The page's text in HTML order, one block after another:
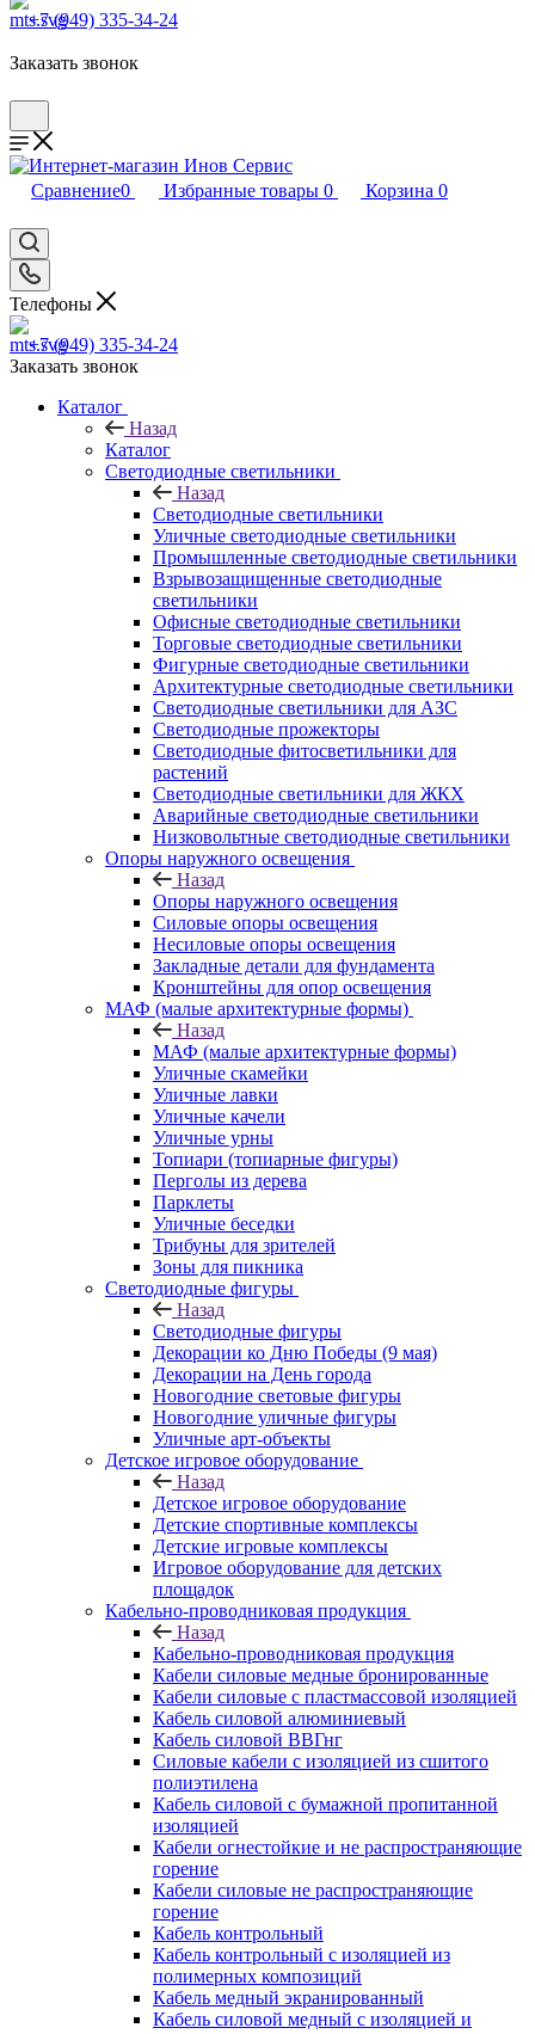
+7 (949) 335-34-24
Заказать звонок
Сравнение0 Избранные товары 0 Корзина 0
Телефоны
+7 (949) 335-34-24
Заказать звонок
Каталог
Назад
Каталог
Светодиодные светильники
Назад
Светодиодные светильники
Уличные светодиодные светильники
Промышленные светодиодные светильники
Взрывозащищенные светодиодные
светильники
Офисные светодиодные светильники
Торговые светодиодные светильники
Фигурные светодиодные светильники
Архитектурные светодиодные светильники
Светодиодные светильники для АЗС
Светодиодные прожекторы
Светодиодные фитосветильники для
растений
Светодиодные светильники для ЖКХ
Аварийные светодиодные светильники
Низковольтные светодиодные светильники
Опоры наружного освещения
Назад
Опоры наружного освещения
Силовые опоры освещения
Несиловые опоры освещения
Закладные детали для фундамента
Кронштейны для опор освещения
МАФ (малые архитектурные формы)
Назад
МАФ (малые архитектурные формы)
Уличные скамейки
Уличные лавки
Уличные качели
Уличные урны
Топиари (топиарные фигуры)
Перголы из дерева
Парклеты
Уличные беседки
Трибуны для зрителей
Зоны для пикника
Светодиодные фигуры
Назад
Светодиодные фигуры
Декорации ко Дню Победы (9 мая)
Декорации на День города
Новогодние световые фигуры
Новогодние уличные фигуры
Уличные арт-объекты
Детское игровое оборудование
Назад
Детское игровое оборудование
Детские спортивные комплексы
Детские игровые комплексы
Игровое оборудование для детских
площадок
Кабельно-проводниковая продукция
Назад
Кабельно-проводниковая продукция
Кабели силовые медные бронированные
Кабели силовые с пластмассовой изоляцией
Кабель силовой алюминиевый
Кабель силовой ВВГнг
Силовые кабели с изоляцией из сшитого
полиэтилена
Кабель силовой с бумажной пропитанной
изоляцией
Кабели огнестойкие и не распространяющие
горение
Кабели силовые не распространяющие
горение
Кабель контрольный
Кабель контрольный с изоляцией из
полимерных композиций
Кабель медный экранированный
Кабель силовой медный с изоляцией и